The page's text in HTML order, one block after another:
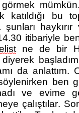
katıldığı bu
şunları
0 itibariyle
ne de bir
diyerek
da anlattım.
ben
ve evime
çalıştılar.